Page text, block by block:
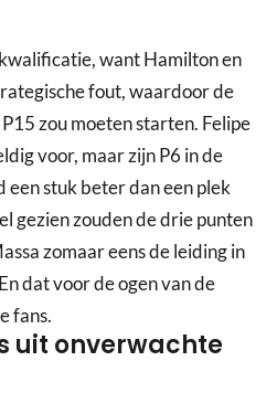
want Hamilton en
fout, waardoor de
zou moeten starten. Felipe
voor, maar zijn P6 in de
stuk beter dan een plek
gezien zouden de drie punten
zomaar eens de leiding in
dat voor de ogen van de
fans.
uit onverwachte